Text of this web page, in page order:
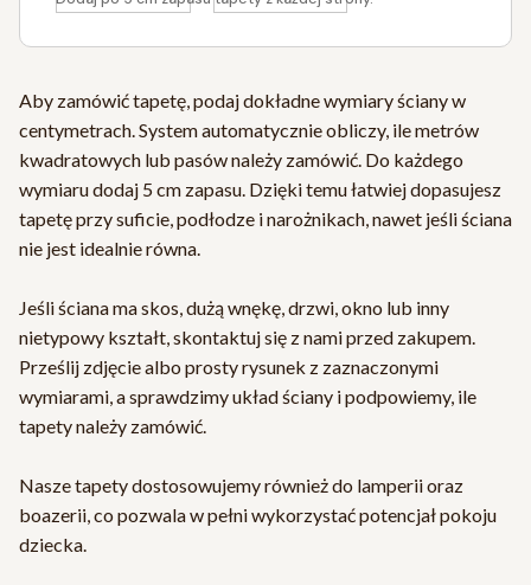
Aby zamówić tapetę, podaj dokładne wymiary ściany w
centymetrach. System automatycznie obliczy, ile metrów
kwadratowych lub pasów należy zamówić. Do każdego
wymiaru dodaj 5 cm zapasu. Dzięki temu łatwiej dopasujesz
tapetę przy suficie, podłodze i narożnikach, nawet jeśli ściana
nie jest idealnie równa.
Jeśli ściana ma skos, dużą wnękę, drzwi, okno lub inny
nietypowy kształt, skontaktuj się z nami przed zakupem.
Prześlij zdjęcie albo prosty rysunek z zaznaczonymi
wymiarami, a sprawdzimy układ ściany i podpowiemy, ile
tapety należy zamówić.
Nasze tapety dostosowujemy również do lamperii oraz
boazerii, co pozwala w pełni wykorzystać potencjał pokoju
dziecka.